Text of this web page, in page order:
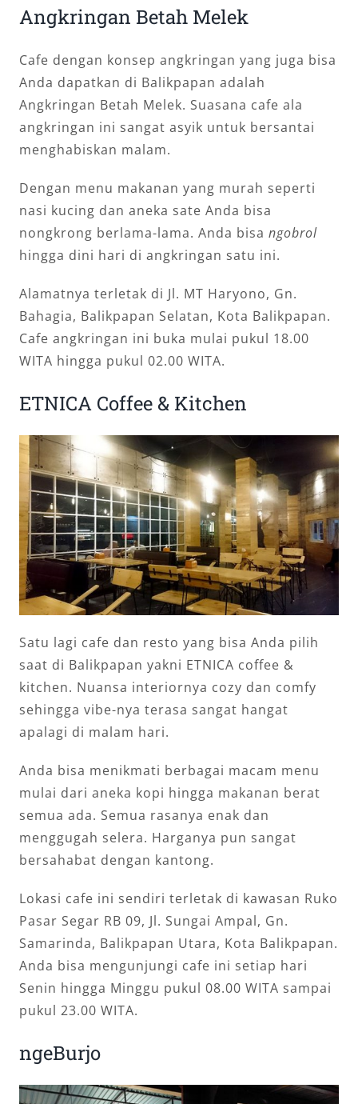
Angkringan Betah Melek
Cafe dengan konsep angkringan yang juga bisa
Anda dapatkan di Balikpapan adalah
Angkringan Betah Melek. Suasana cafe ala
angkringan ini sangat asyik untuk bersantai
menghabiskan malam.
Dengan menu makanan yang murah seperti
nasi kucing dan aneka sate Anda bisa
nongkrong berlama-lama. Anda bisa ngobrol
hingga dini hari di angkringan satu ini.
Alamatnya terletak di Jl. MT Haryono, Gn.
Bahagia, Balikpapan Selatan, Kota Balikpapan.
Cafe angkringan ini buka mulai pukul 18.00
WITA hingga pukul 02.00 WITA.
ETNICA Coffee & Kitchen
Satu lagi cafe dan resto yang bisa Anda pilih
saat di Balikpapan yakni ETNICA coffee &
kitchen. Nuansa interiornya cozy dan comfy
sehingga vibe-nya terasa sangat hangat
apalagi di malam hari.
Anda bisa menikmati berbagai macam menu
mulai dari aneka kopi hingga makanan berat
semua ada. Semua rasanya enak dan
menggugah selera. Harganya pun sangat
bersahabat dengan kantong.
Lokasi cafe ini sendiri terletak di kawasan Ruko
Pasar Segar RB 09, Jl. Sungai Ampal, Gn.
Samarinda, Balikpapan Utara, Kota Balikpapan.
Anda bisa mengunjungi cafe ini setiap hari
Senin hingga Minggu pukul 08.00 WITA sampai
pukul 23.00 WITA.
ngeBurjo